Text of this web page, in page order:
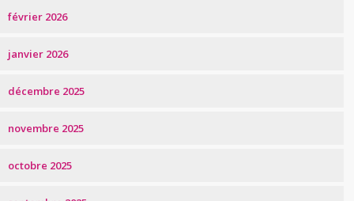
février 2026
janvier 2026
décembre 2025
novembre 2025
octobre 2025